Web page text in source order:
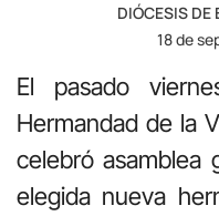
DIÓCESIS DE
18 de
El pasado
Hermandad de la
celebró asamblea
elegida nueva